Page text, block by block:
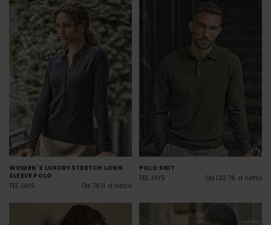
WOMEN´S LUXURY STRETCH LONG
SLEEVE POLO
TEE JAYS
Od 78.11 zł netto
POLO KNIT
TEE JAYS
Od 132.76 zł netto